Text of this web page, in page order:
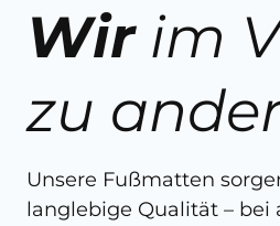
Wirim
zu
Unsere Fußmatten
langlebige Qualität – bei